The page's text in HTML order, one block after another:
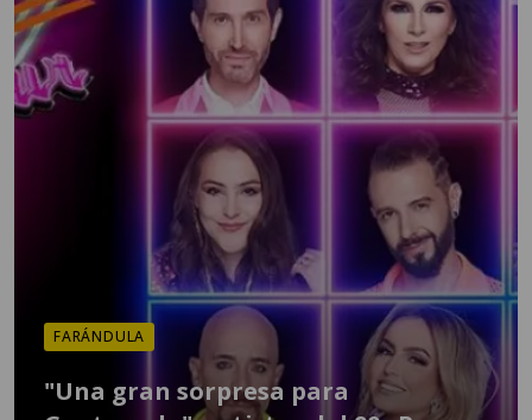
FARÁNDULA
"Una gran sorpresa para